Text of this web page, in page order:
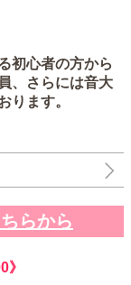
初心者の方から
、さらには音大
ります。
らから
》